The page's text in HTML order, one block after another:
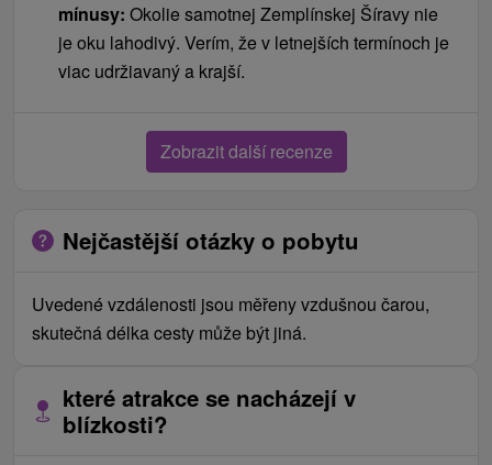
mínusy: Okolie samotnej Zemplínskej Šíravy nie
je oku lahodivý. Verím, že v letnejších termínoch je
viac udržiavaný a krajší.
Zobrazit další recenze
Nejčastější otázky o pobytu
Uvedené vzdálenosti jsou měřeny vzdušnou čarou,
skutečná délka cesty může být jiná.
které atrakce se nacházejí v
blízkosti?